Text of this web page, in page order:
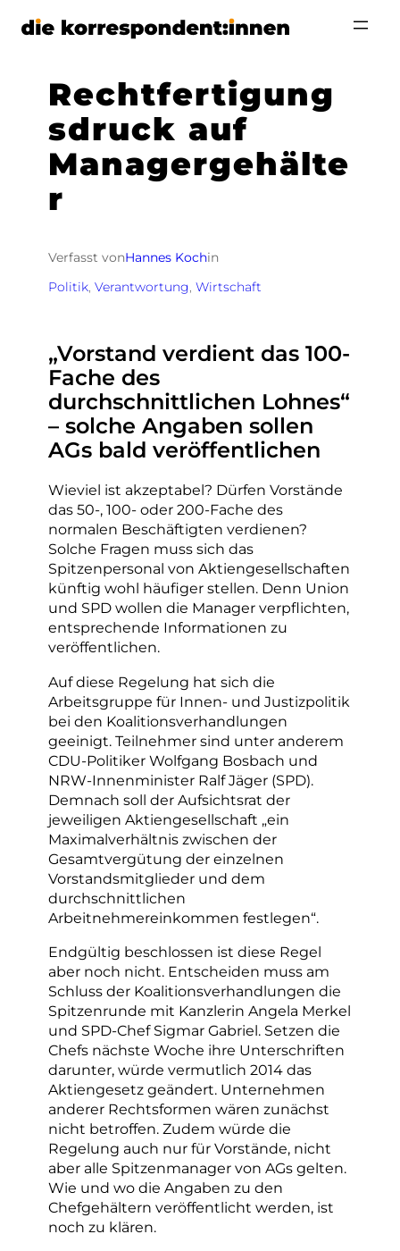
Zum
Rechtfertigung
sdruck auf
Managergehälte
r
Verfasst vonHannes Kochin
Politik, Verantwortung, Wirtschaft
„Vorstand verdient das 100-
Fache des
durchschnittlichen Lohnes“
– solche Angaben sollen
AGs bald veröffentlichen
Wieviel ist akzeptabel? Dürfen Vorstände
das 50-, 100- oder 200-Fache des
normalen Beschäftigten verdienen?
Solche Fragen muss sich das
Spitzenpersonal von Aktiengesellschaften
künftig wohl häufiger stellen. Denn Union
und SPD wollen die Manager verpflichten,
entsprechende Informationen zu
veröffentlichen.
Auf diese Regelung hat sich die
Arbeitsgruppe für Innen- und Justizpolitik
bei den Koalitionsverhandlungen
geeinigt. Teilnehmer sind unter anderem
CDU-Politiker Wolfgang Bosbach und
NRW-Innenminister Ralf Jäger (SPD).
Demnach soll der Aufsichtsrat der
jeweiligen Aktiengesellschaft „ein
Maximalverhältnis zwischen der
Gesamtvergütung der einzelnen
Vorstandsmitglieder und dem
durchschnittlichen
Arbeitnehmereinkommen festlegen“.
Endgültig beschlossen ist diese Regel
aber noch nicht. Entscheiden muss am
Schluss der Koalitionsverhandlungen die
Spitzenrunde mit Kanzlerin Angela Merkel
und SPD-Chef Sigmar Gabriel. Setzen die
Chefs nächste Woche ihre Unterschriften
darunter, würde vermutlich 2014 das
Aktiengesetz geändert. Unternehmen
anderer Rechtsformen wären zunächst
nicht betroffen. Zudem würde die
Regelung auch nur für Vorstände, nicht
aber alle Spitzenmanager von AGs gelten.
Wie und wo die Angaben zu den
Chefgehältern veröffentlicht werden, ist
noch zu klären.